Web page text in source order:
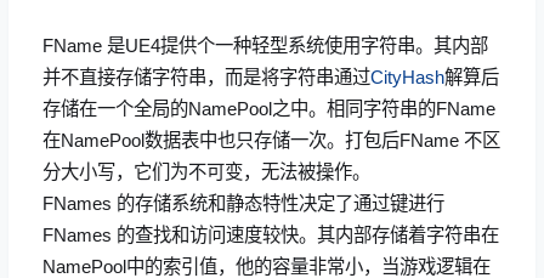
FName 是UE4提供个一种轻型系统使用字符串。其内部
并不直接存储字符串，而是将字符串通过CityHash解算后
存储在一个全局的NamePool之中。相同字符串的FName
在NamePool数据表中也只存储一次。打包后FName 不区
分大小写，它们为不可变，无法被操作。
FNames 的存储系统和静态特性决定了通过键进行
FNames 的查找和访问速度较快。其内部存储着字符串在
NamePool中的索引值，他的容量非常小，当游戏逻辑在